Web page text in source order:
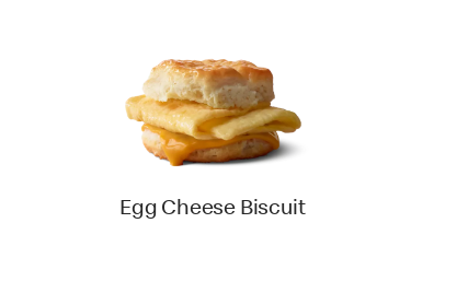
Egg Cheese Biscuit